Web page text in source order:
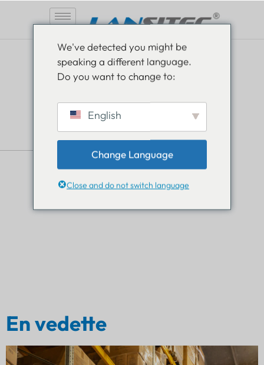
Soyez informé, restez
informé
Lisez tout sur les nouveautés dans le monde de
Lansitec et gardez une longueur d’avance.
En vedette
We've detected you might be
speaking a different language.
Do you want to change to:
English
Change Language
Close and do not switch language